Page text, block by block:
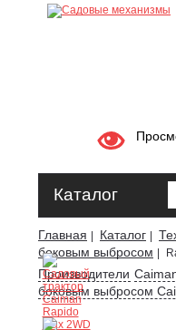
Каталог
Главная Каталог
боковым выбросом
Производители
боковым выбросом